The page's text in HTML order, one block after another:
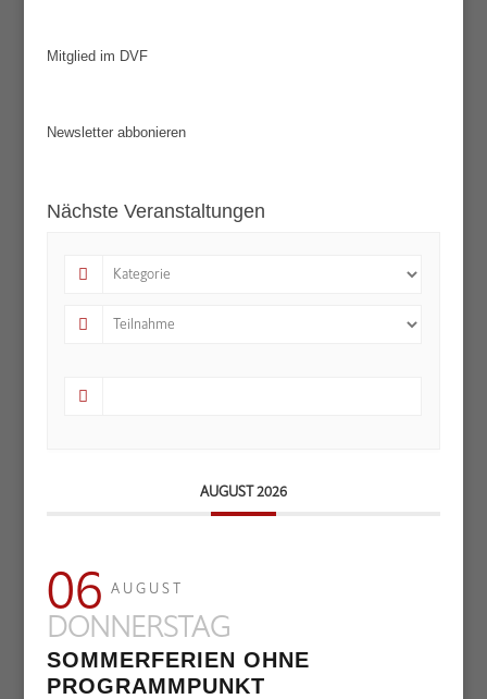
Mitglied im DVF
Newsletter abbonieren
Nächste Veranstaltungen
AUGUST 2026
06 AUGUST
DONNERSTAG
SOMMERFERIEN OHNE
PROGRAMMPUNKT